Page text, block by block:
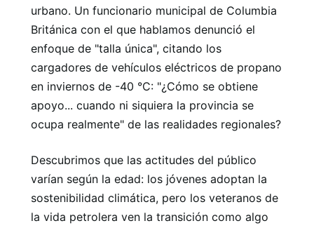
urbano. Un funcionario municipal de Columbia
Británica con el que hablamos denunció el
enfoque de "talla única", citando los
cargadores de vehículos eléctricos de propano
en inviernos de -40 °C: "¿Cómo se obtiene
apoyo... cuando ni siquiera la provincia se
ocupa realmente" de las realidades regionales?
Descubrimos que las actitudes del público
varían según la edad: los jóvenes adoptan la
sostenibilidad climática, pero los veteranos de
la vida petrolera ven la transición como algo